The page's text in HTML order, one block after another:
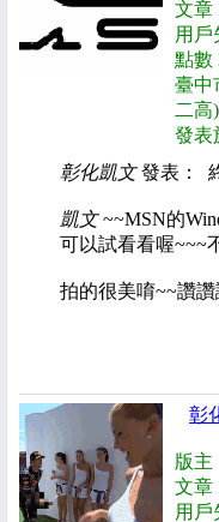
文章
用戶
點
臺中
二高)
發表
彰化凱文發表：
凱文~~MSN的
可以試看看喔~~~
拍的很美唷~~讚
彰
版主
文章
用戶